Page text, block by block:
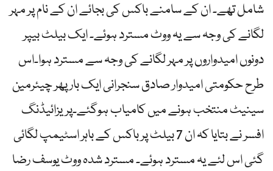
شامل تھے۔ ان کے سامنے باکس کی بجائے ان کے نام پر مہر
لگانے کی وجہ سے یہ ووٹ مسترد ہوئے۔ ایک بیلٹ بیپر
دونوں امیدواروں پر مہر لگانے کی وجہ سے مسترد ہوا۔اس
طرح حکومتی امیدوار صادق سنجرانی ایک بار پھر چیئرمین
سینیٹ منتخب ہونے میں کامیاب ہوگئے۔پریزائیڈنگ
افسر نے بتایا کہ ان 7 بیلٹ پر باکس کے باہر اسٹیمپ لگائی
گئی اس لئے یہ مسترد ہوئے۔ مسترد شدہ ووٹ یوسف رضا